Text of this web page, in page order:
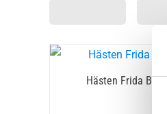
Hästen Frida Boot